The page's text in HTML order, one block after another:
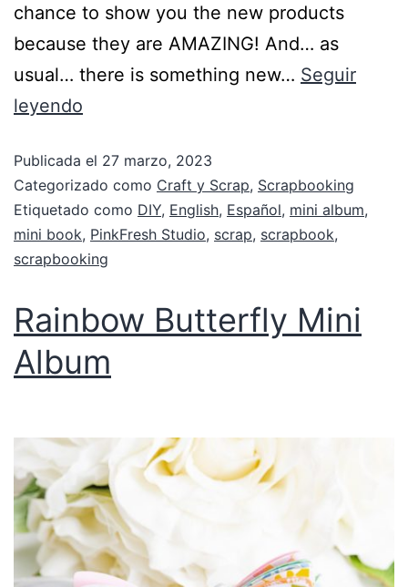
chance to show you the new products
because they are AMAZING! And… as
usual… there is something new… Seguir
leyendo
Publicada el 27 marzo, 2023
Categorizado como Craft y Scrap, Scrapbooking
Etiquetado como DIY, English, Español, mini album,
mini book, PinkFresh Studio, scrap, scrapbook,
scrapbooking
Rainbow Butterfly Mini
Album